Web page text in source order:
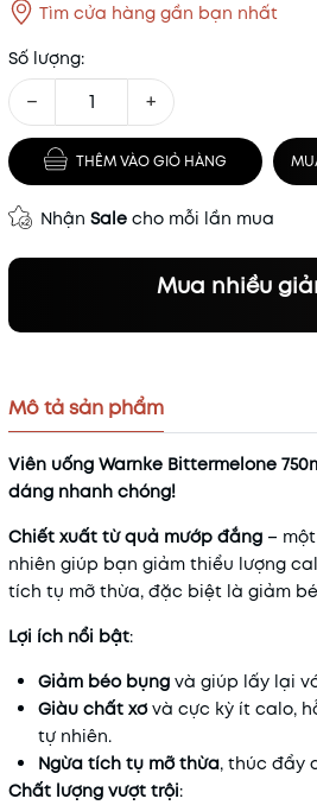
Tìm cửa hàng gần bạn nhất
Số lượng:
− +
THÊM VÀO GIỎ HÀNG
Nhận Sale cho mỗi lần mua
Mua nhiều
Mã khuyến mãi:
Mô tả sản phẩm
Viên uống Warnke Bittermelone
dáng nhanh chóng!
Chiết xuất từ quả mướp đắng –
nhiên giúp bạn giảm thiểu lượng
tích tụ mỡ thừa, đặc biệt là giảm
Lợi ích nổi bật:
Giảm béo bụng và giúp lấy lại
Giàu chất xơvà cực kỳ ít calo,
tự nhiên.
Ngừa tích tụ mỡ thừa, thúc đẩy
Chất lượng vượt trội: